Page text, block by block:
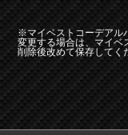
※マイベストコーデアル
変更する場合は、マイベ
削除後改めて保存してく